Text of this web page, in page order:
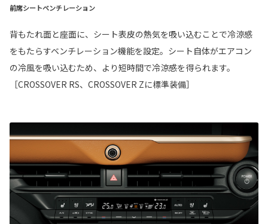
前席シートベンチレーション
背もたれ面と座面に、シート表皮の熱気を吸い込むことで冷涼感
をもたらすベンチレーション機能を設定。シート自体がエアコン
の冷風を吸い込むため、より短時間で冷涼感を得られます。
［CROSSOVER RS、CROSSOVER Zに標準装備］